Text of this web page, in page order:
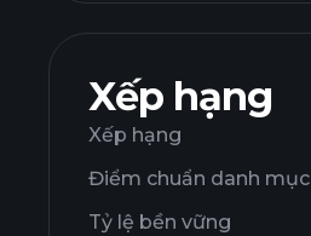
Xếp hạng
Xếp hạng
Điểm chuẩn danh mục
Tỷ lệ bền vững